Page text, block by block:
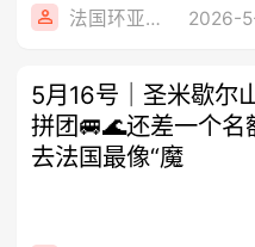
法国环亚旅游 2026-
5月16号｜圣米歇尔
拼团🚐🌊还差一个名
去法国最像“魔